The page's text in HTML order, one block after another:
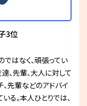
3位
はなく、頑張ってい
、先輩、大人に対して
先輩などのアドバイ
る。本人ひとりでは、